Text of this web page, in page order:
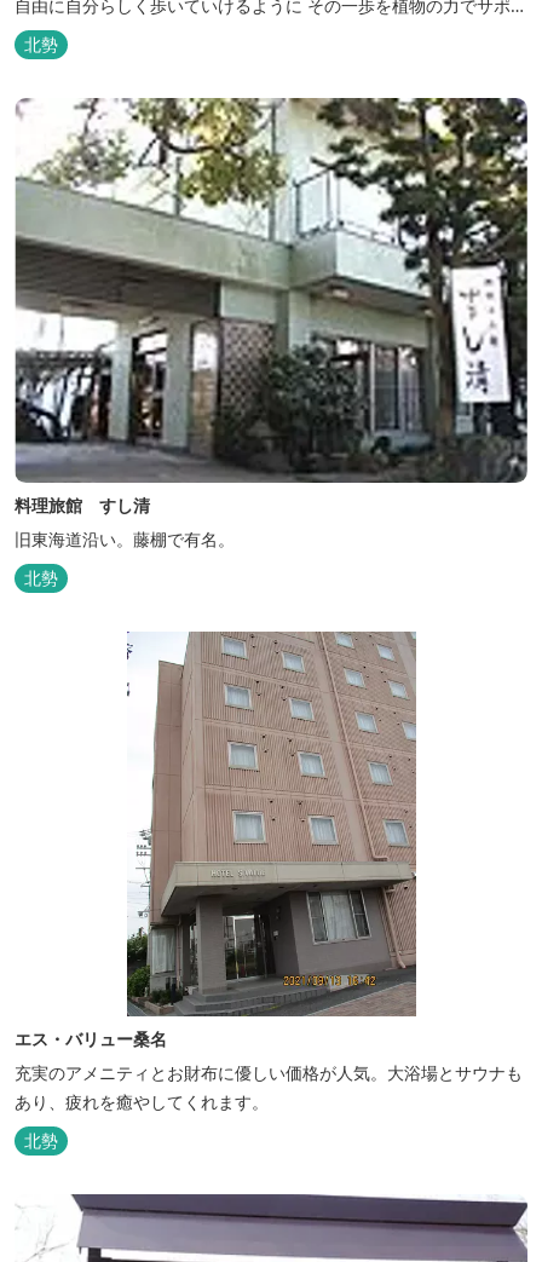
自由に自分らしく歩いていけるように その一歩を植物の力でサポー
トしたいという思いから生まれたお店。 黄土スチームよもぎ蒸しや
アロマの調合、季節の養生講座、アロマ講座、腸活講座、ワークシ
ョップ、イベント出店 植物を通して身体と心を整えよう！をテーマ
に...
北勢
料理旅館 すし清
旧東海道沿い。藤棚で有名。
北勢
エス・バリュー桑名
充実のアメニティとお財布に優しい価格が人気。大浴場とサウナも
あり、疲れを癒やしてくれます。
北勢